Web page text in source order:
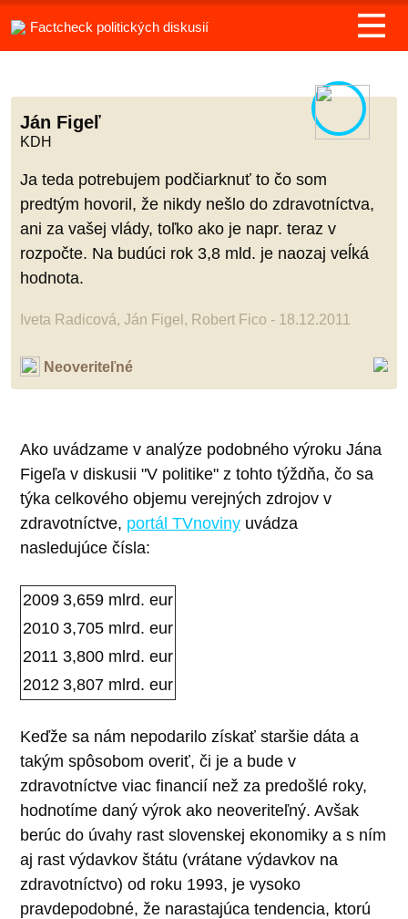
Factcheck politických diskusií
Ján Figeľ
KDH
Ja teda potrebujem podčiarknuť to čo som
predtým hovoril, že nikdy nešlo do zdravotníctva,
ani za vašej vlády, toľko ako je napr. teraz v
rozpočte. Na budúci rok 3,8 mld. je naozaj veĺká
hodnota.
Iveta Radicová, Ján Figel, Robert Fico - 18.12.2011
Neoveriteľné
Ako uvádzame v analýze podobného výroku Jána
Figeľa v diskusii "V politike" z tohto týždňa, čo sa
týka celkového objemu verejných zdrojov v
zdravotníctve, portál TVnoviny uvádza
nasledujúce čísla:
2009 3,659 mlrd. eur
2010 3,705 mlrd. eur
2011 3,800 mlrd. eur
2012 3,807 mlrd. eur
Keďže sa nám nepodarilo získať staršie dáta a
takým spôsobom overiť, či je a bude v
zdravotníctve viac financií než za predošlé roky,
hodnotíme daný výrok ako neoveriteľný. Avšak
berúc do úvahy rast slovenskej ekonomiky a s ním
aj rast výdavkov štátu (vrátane výdavkov na
zdravotníctvo) od roku 1993, je vysoko
pravdepodobné, že narastajúca tendencia, ktorú